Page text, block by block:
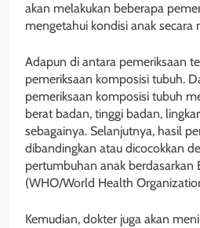
akan melakukan beberapa
mengetahui kondisi anak secara
Adapun di antara pemeriksaan
pemeriksaan komposisi tubuh.
pemeriksaan komposisi tubuh
berat badan, tinggi badan,
sebagainya. Selanjutnya, hasil
dibandingkan atau dicocokkan
pertumbuhan anak berdasarkan
(WHO/World Health
Kemudian, dokter juga akan